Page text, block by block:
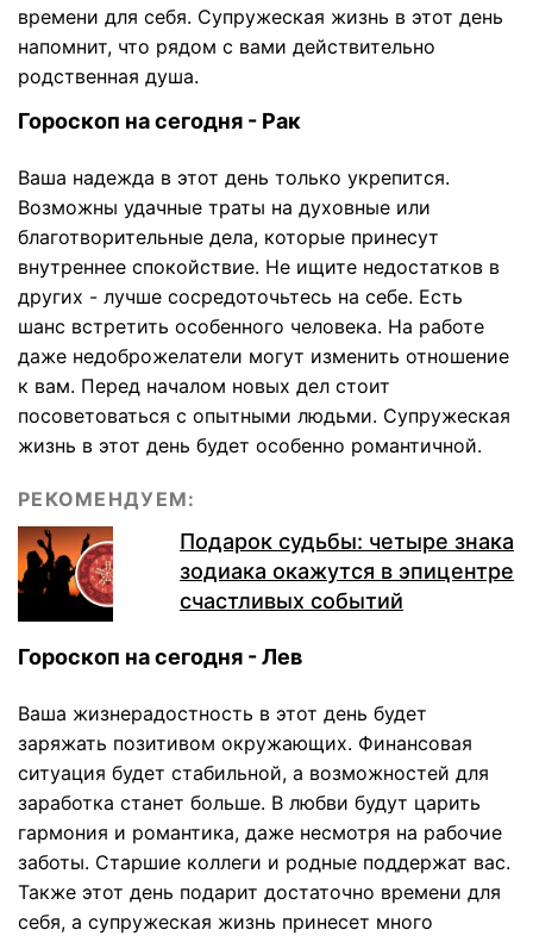
времени для себя. Супружеская жизнь в этот день
напомнит, что рядом с вами действительно
родственная душа.
Гороскоп на сегодня - Рак
Ваша надежда в этот день только укрепится.
Возможны удачные траты на духовные или
благотворительные дела, которые принесут
внутреннее спокойствие. Не ищите недостатков в
других - лучше сосредоточьтесь на себе. Есть
шанс встретить особенного человека. На работе
даже недоброжелатели могут изменить отношение
к вам. Перед началом новых дел стоит
посоветоваться с опытными людьми. Супружеская
жизнь в этот день будет особенно романтичной.
РЕКОМЕНДУЕМ:
Подарок судьбы: четыре знака
зодиака окажутся в эпицентре
счастливых событий
Гороскоп на сегодня - Лев
Ваша жизнерадостность в этот день будет
заряжать позитивом окружающих. Финансовая
ситуация будет стабильной, а возможностей для
заработка станет больше. В любви будут царить
гармония и романтика, даже несмотря на рабочие
заботы. Старшие коллеги и родные поддержат вас.
Также этот день подарит достаточно времени для
себя, а супружеская жизнь принесет много